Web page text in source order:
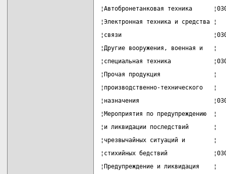
¦Автобронетанковая техника
¦Электронная техника и
¦связи
¦Другие вооружения,
¦специальная техника
¦Прочая продукция
¦производственно-
¦назначения
¦Мероприятия по
¦и ликвидации последствий
¦чрезвычайных ситуаций и
¦стихийных бедствий
¦Предупреждение и